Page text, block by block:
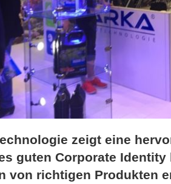
zeigt eine
guten Corporate
von richtigen Produkten